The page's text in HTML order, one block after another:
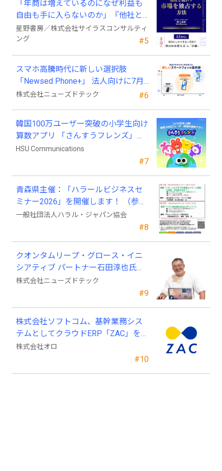
#5
「年商は増えているのになぜ利益も
自由も手に入らないのか」『他社と
競わず 市場を独占する方法』発売
星野書房／株式会社サイラスコンサルティ
ング
#6
スマホ高騰時代に新しい選択肢
「Newsed Phone+」 法人向けに7月
23日から販売開始
株式会社ニューズドテック
#7
韓国100万ユーザー突破の小学生向け
算数アプリ 「さんすうフレンズ」、
ついに日本上陸!
HSU Communications
#8
青森県主催：「ハラールビジネスセ
ミナー2026」を開催します！ （参加
費無料）
一般社団法人ハラル・ジャパン協会
#9
クオンタムリープ・グロース・イニ
シアティブ パートナー石田淳也氏が
ニューズドテックの戦略顧問に就任
株式会社ニューズドテック
#10
株式会社ソフトコム、基幹業務シス
テムとしてクラウドERP「ZAC」を採
用
株式会社オロ